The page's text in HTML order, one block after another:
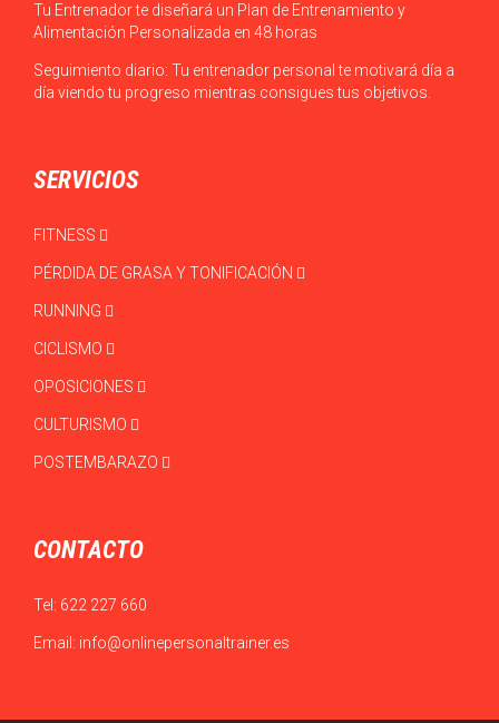
Tu Entrenador te diseñará un Plan de Entrenamiento y
Alimentación Personalizada en 48 horas
Seguimiento diario: Tu entrenador personal te motivará día a
día viendo tu progreso mientras consigues tus objetivos.
SERVICIOS
FITNESS
PÉRDIDA DE GRASA Y TONIFICACIÓN
RUNNING
CICLISMO
OPOSICIONES
CULTURISMO
POSTEMBARAZO
CONTACTO
Tel: 622 227 660
Email: info@onlinepersonaltrainer.es